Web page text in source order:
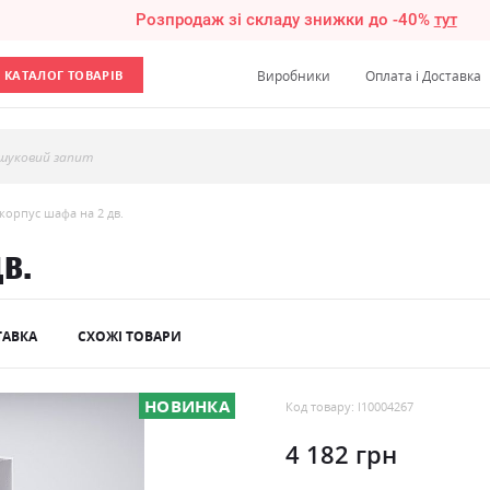
Розпродаж зі складу знижки до -40% тут
КАТАЛОГ ТОВАРІВ Виробники Оплата і Доставка
запит
корпус шафа на 2 дв.
СХОЖІ ТОВАРИ
НОВИНКА Код товару: l10004267
4 182 грн